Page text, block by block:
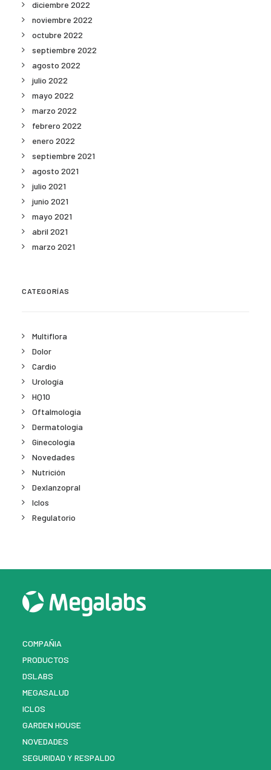
diciembre 2022
noviembre 2022
octubre 2022
septiembre 2022
agosto 2022
julio 2022
mayo 2022
marzo 2022
febrero 2022
enero 2022
septiembre 2021
agosto 2021
julio 2021
junio 2021
mayo 2021
abril 2021
marzo 2021
CATEGORÍAS
Multiflora
Dolor
Cardio
Urología
HQ10
Oftalmología
Dermatología
Ginecología
Novedades
Nutrición
Dexlanzopral
Iclos
Regulatorio
COMPAÑIA
PRODUCTOS
DSLABS
MEGASALUD
ICLOS
GARDEN HOUSE
NOVEDADES
SEGURIDAD Y RESPALDO